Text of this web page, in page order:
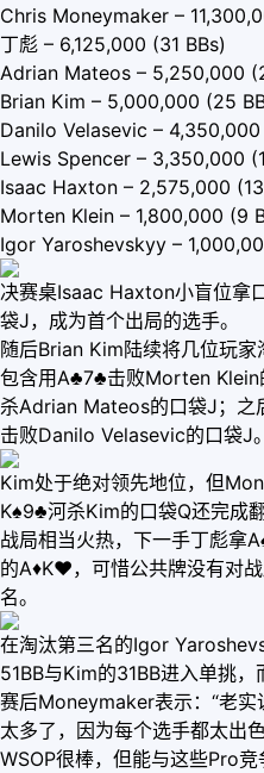
Chris Moneymaker –
丁彪 – 6,125,000 (31 BBs)
Adrian Mateos – 5,250,000
Brian Kim – 5,000,000 (25
Danilo Velasevic –
Lewis Spencer – 3,350,000
Isaac Haxton – 2,575,000
Morten Klein – 1,800,000 (9
Igor Yaroshevskyy –
决赛桌Isaac Haxton小盲位拿
袋J，成为首个出局的选手。
随后Brian Kim陆续将几位玩家
包含用A♣7♣击败Morten
杀Adrian Mateos的口袋J；之
击败Danilo Velasevic的口袋J。
Kim处于绝对领先地位，但
K♠9♣河杀Kim的口袋Q还完成翻
战局相当火热，下一手丁彪拿
的A♦K♥，可惜公共牌没有对
名。
在淘汰第三名的Igor
51BB与Kim的31BB进入单挑，
赛后Moneymaker表示：“老
太多了，因为每个选手都太出
WSOP很棒，但能与这些Pro